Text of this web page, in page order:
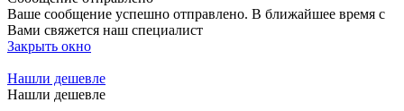
Ваше сообщение успешно отправлено. В ближайшее время с
Вами свяжется наш специалист
Закрыть окно
Нашли дешевле
Нашли дешевле